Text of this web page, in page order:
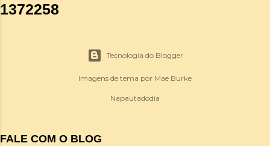
1372258
Tecnologia do Blogger
Imagens de tema por Mae Burke
Napautadodia
FALE COM O BLOG